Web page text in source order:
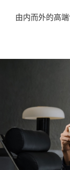
由内而外的高